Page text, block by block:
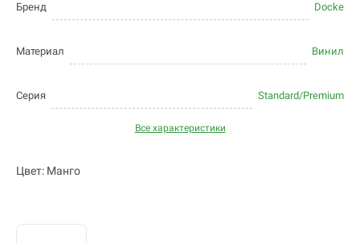
Бренд Docke
Материал Винил
Серия Standard/Premium
Все характеристики
Цвет: Манго